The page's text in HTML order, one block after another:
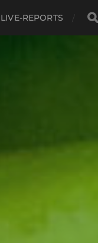
LIVE-REPORTS